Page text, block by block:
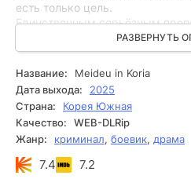
есть только цель.
Единственным серьёзным
прокурор Чан Гон Ён —
профессионал с почти
него немало сложных дел, но
характеров и принципов, где
роковым, а победа — самой
РАЗВЕРНУТЬ
Название:
Meideu in Koria
Дата выхода:
2025
Страна:
Корея Южная
Качество:
WEB-DLRip
Жанр:
криминал, боевик, драма
7.4 7.2